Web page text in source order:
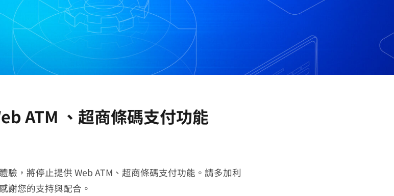
ATM 、超商條碼支付功能
驗，將停止提供 Web ATM、超商條碼支付功能。請多加利
謝您的支持與配合。